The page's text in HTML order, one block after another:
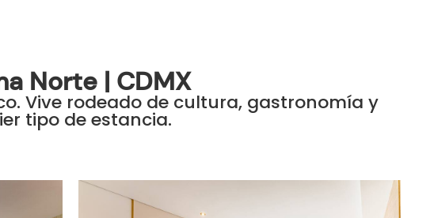
Norte | CDMX
Vive rodeado de cultura, gastronomía y
tipo de estancia.